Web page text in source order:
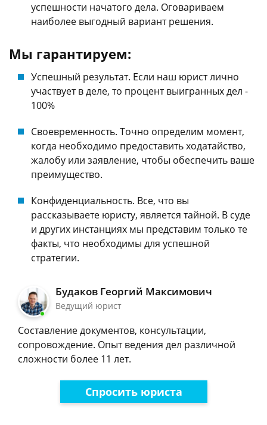
успешности начатого дела. Оговариваем
наиболее выгодный вариант решения.
Мы гарантируем:
Успешный результат. Если наш юрист лично
участвует в деле, то процент выигранных дел -
100%
Своевременность. Точно определим момент,
когда необходимо предоставить ходатайство,
жалобу или заявление, чтобы обеспечить ваше
преимущество.
Конфиденциальность. Все, что вы
рассказываете юристу, является тайной. В суде
и других инстанциях мы представим только те
факты, что необходимы для успешной
стратегии.
Будаков Георгий Максимович
Ведущий юрист
Составление документов, консультации,
сопровождение. Опыт ведения дел различной
сложности более 11 лет.
Спросить юриста